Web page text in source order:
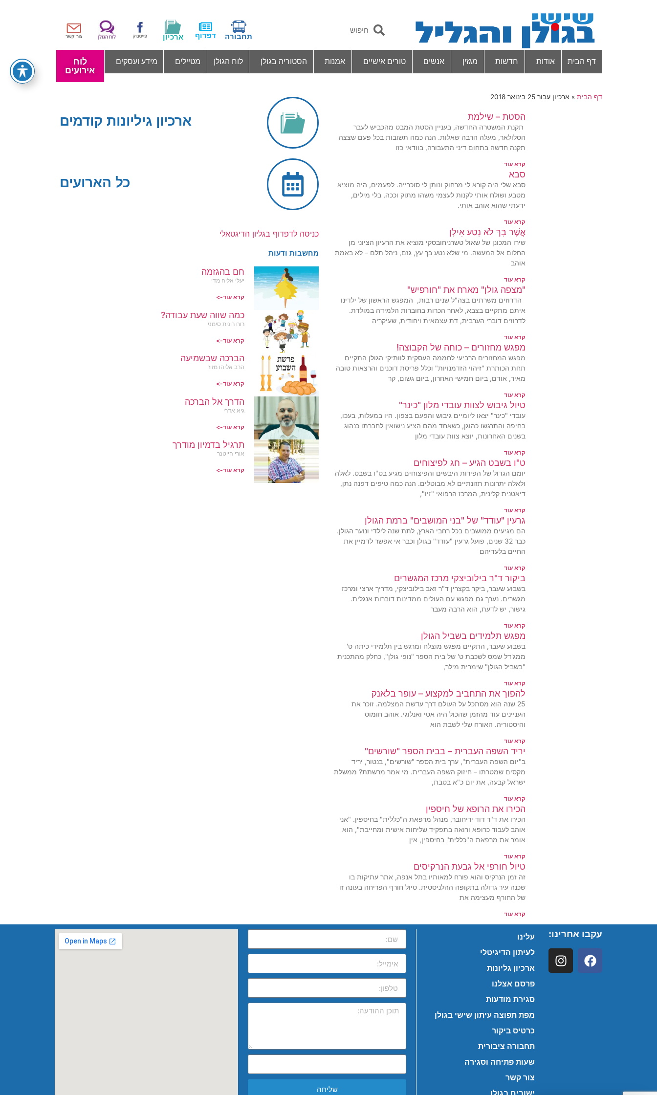
תחבורה דפדוף ארכיון
דף הבית אודות חדשות מגזין אנשים טורים אישיים אמנות הסטוריה בגולן לוח הגולן מטיילים מידע ועסקים
לוח
אירועים
דף הבית » ארכיון עבור 25 בינואר 2018
הסטת – שילמת
תקנת המשטרה החדשה, בעניין הסטת המבט מהכביש לעבר
הסלולאר, מעלה הרבה שאלות. הנה כמה תשובות בכל פעם שצצה
תקנה חדשה בתחום דיני התעבורה, בוודאי כזו
קרא עוד
סבא
סבא שלי היה קורא לי מרחוק ונותן לי סוכרייה. לפעמים, היה מוציא
מטבע ושולח אותי לקנות לעצמי משהו מתוק וככה, בלי מילים,
ידעתי שהוא אוהב אותי.
קרא עוד
אֲשֶׁר בָּךְ לֹא נָטַע אִילָן
שירו המכונן של שאול טשרניחובסקי מוציא את הרעיון הציוני מן
החלום אל המעשה. מי שלא נטע בך עץ, גזם, ניהל תלם – לא באמת
אוהב
קרא עוד
"מצפה גולן" מארח את "חורפיש"
הדרוזים משרתים בצה"ל שנים רבות, המפגש הראשון של ילדינו
איתם מתקיים בצבא, לאחר הכרות בחוברות הלמידה במולדת.
לדרוזים דוברי הערבית, דת עצמאית ויחודית, שעיקריה
קרא עוד
מפגש מחזורים – כוחה של הקבוצה!
מפגש המחזורים הרביעי לחממה העסקית לוותיקי הגולן התקיים
תחת הכותרת "זיהוי הזדמנויות" וכלל פריסת דוכנים והרצאות טובה
מאיר, אודם, ביום חמישי האחרון, ביום גשום, קר
קרא עוד
טיול גיבוש לצוות עובדי מלון "כינר"
עובדי "כינר" יצאו ליומיים גיבוש והפעם בצפון. היו במעלות, בעכו,
בחיפה והתרגשו כהוגן, כשאחד מהם הציע נישואין לחברתו כנהוג
בשנים האחרונות, יוצא צוות עובדי מלון
קרא עוד
ט"ו בשבט הגיע – חג לפיצוחים
יומם הגדול של הפירות היבשים והפיצוחים מגיע בט"ו בשבט. לאלה
ולאלה יתרונות תזונתיים לא מבוטלים. הנה כמה טיפים דפנה נתן,
דיאטנית קלינית, המרכז הרפואי "זיו",
קרא עוד
גרעין "עודד" של "בני המושבים" ברמת הגולן
הם מגיעים ממושבים בכל רחבי הארץ, לתת שנה לילדי ונוער הגולן.
כבר 32 שנים, פועל גרעין "עודד" בגולן וכבר אי אפשר לדמיין את
החיים בלעדיהם
קרא עוד
ביקור ד"ר בילוביצקי מרכז המגשרים
בשבוע שעבר, ביקר בקצרין ד"ר זאב בילוביצקי, מדריך ארצי ומרכז
מגשרים. נערך גם מפגש עם העולים ממדינות דוברות אנגלית.
גישור, יש לדעת, הוא הרבה מעבר
קרא עוד
מפגש תלמידים בשביל הגולן
בשבוע שעבר, התקיים מפגש מוצלח ומרגש בין תלמידי כיתה ט'
ממג'דל שמס לשכבת ט' של בית הספר "נופי גולן", כחלק מהתכנית
"בשביל הגולן" שימרית מילר,
קרא עוד
להפוך את התחביב למקצוע – עופר בלאנק
25 שנה הוא מסתכל על העולם דרך עדשת המצלמה. זוכר את
העניינים עוד מהזמן שהכול היה אטי ואנלוגי. אוהב חומוס
והיסטוריה. האורח שלי לשבת הוא
קרא עוד
יריד השפה העברית – בבית הספר "שורשים"
ב"יום השפה העברית", ערך בית הספר "שורשים", בנטור, יריד
מקסים שמטרתו – חיזוק השפה העברית. מי אמר מִרשתת? ממשלת
ישראל קבעה, את יום כ"א בטבת,
קרא עוד
הכירו את הרופא של חיספין
הכירו את ד"ר דוד יריחובר, מנהל מרפאת ה"כללית" בחיספין. "אני
אוהב לעבוד כרופא ורואה בתפקיד שליחות אישית ומחייבת", הוא
אומר את מרפאת ה"כללית" בחיספין, אין
קרא עוד
טיול חורפי אל גבעת הנרקיסים
זה זמן הנרקיס והוא פורח למאותיו בתל אנפה, אתר עתיקות בו
שכנה עיר גדולה בתקופה ההלניסטית. טיול חורף הפריחה בעונה זו
של החורף מעצימה את
קרא עוד
ארכיון גיליונות קודמים
כל הארועים
כניסה לדפדוף בגליון הדיגטאלי
מחשבות ודעות
חם בהגזמה
יעלי אליה מדי
קרא עוד->
כמה שווה שעת עבודה?
רוח רונית סימני
קרא עוד->
הברכה שבשמיעה
הרב אליהו מזוז
קרא עוד->
הדרך אל הברכה
גיא אדרי
קרא עוד->
תרגיל בדמיון מודרך
אורי הייטנר
קרא עוד->
עקבו אחרינו:
עלינו
לעיתון הדיגיטלי
ארכיון גליונות
פרסם אצלנו
סגירת מודעות
מפת תפוצה עיתון שישי בגולן
כרטיס ביקור
תחבורה ציבורית
שעות פתיחה וסגירה
צור קשר
שליחה